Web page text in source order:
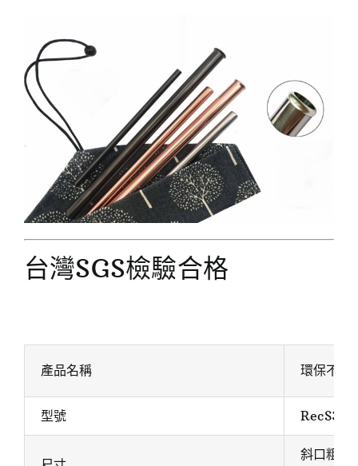
台灣SGS檢驗合格
產品名稱 環保不鏽
型號
斜口粗吸